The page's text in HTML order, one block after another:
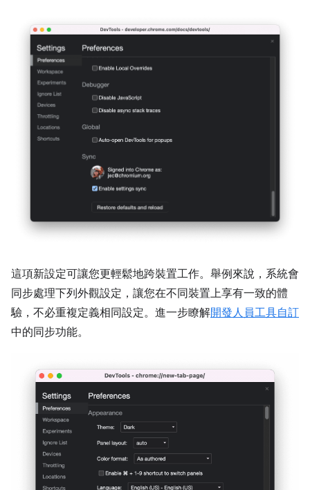
這項新設定可讓您更輕鬆地跨裝置工作。舉例來說，系統會
同步處理下列外觀設定，讓您在不同裝置上享有一致的體
驗，不必重複定義相同設定。進一步瞭解開發人員工具自訂
中的同步功能。